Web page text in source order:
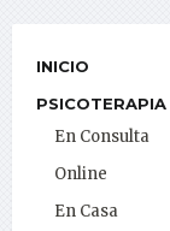
INICIO
PSICOTERAPIA
En Consulta
Online
En Casa